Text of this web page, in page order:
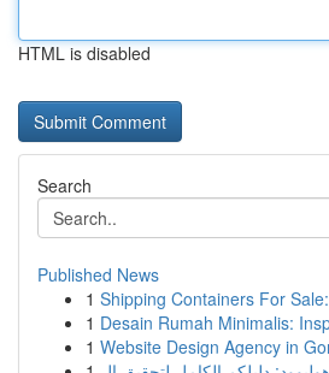
HTML is disabled
Search
Published News
1 Shipping Containers For
1 Desain Rumah Minimalis:
1 Website Design Agency in